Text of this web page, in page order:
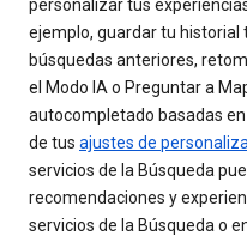
personalizar tus
ejemplo, guardar tu
búsquedas anteriores,
el Modo IA o Preguntar a
autocompletado basadas
de tus ajustes de
servicios de la Búsqueda
recomendaciones y
servicios de la Búsqueda o